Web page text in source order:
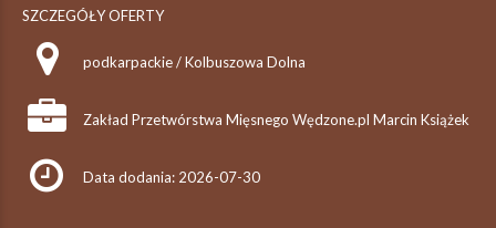
SZCZEGÓŁY OFERTY
podkarpackie / Kolbuszowa Dolna
Zakład Przetwórstwa Mięsnego Wędzone.pl Marcin Książek
Data dodania: 2026-07-30